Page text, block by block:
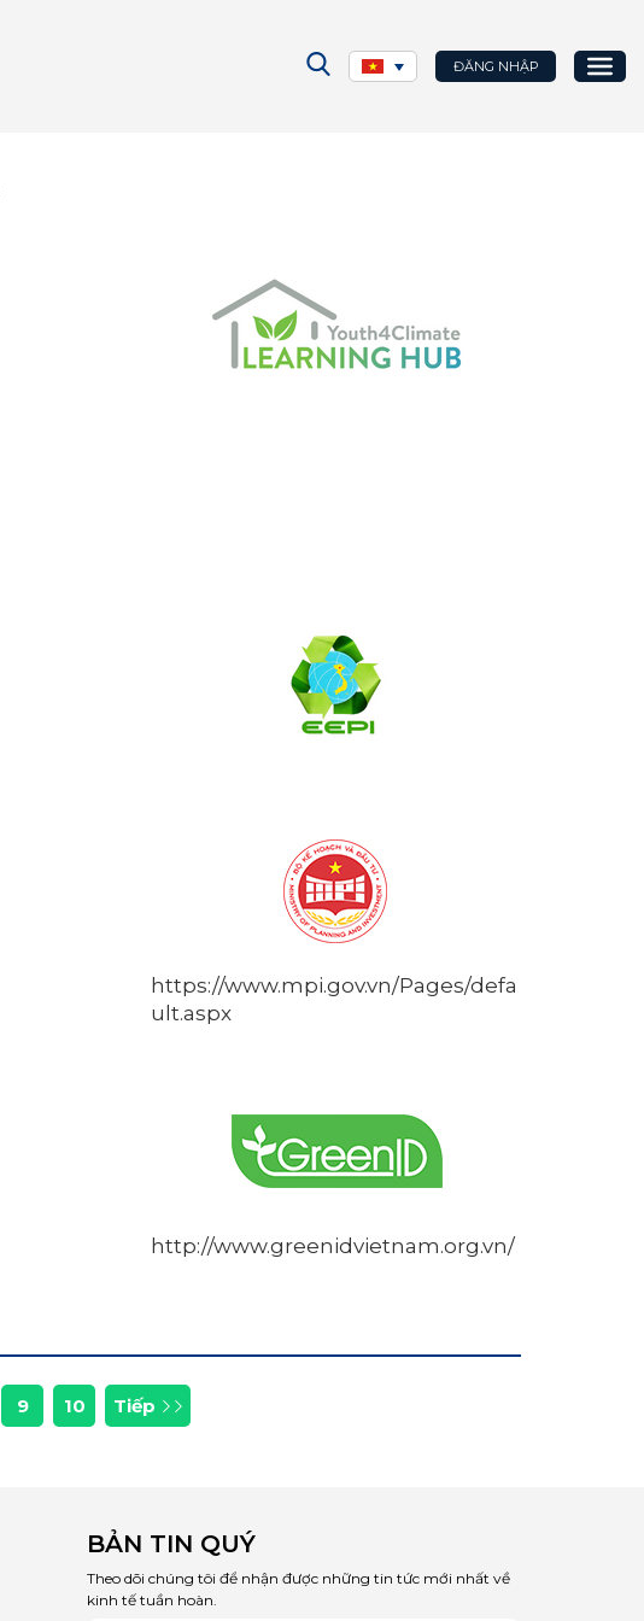
ĐĂNG NHẬP
https://www.mpi.gov.vn/Pages/defa
ult.aspx
http://www.greenidvietnam.org.vn/
9 10 Tiếp
BẢN TIN QUÝ
Theo dõi chúng tôi để nhận được những tin tức mới nhất về
kinh tế tuần hoàn.